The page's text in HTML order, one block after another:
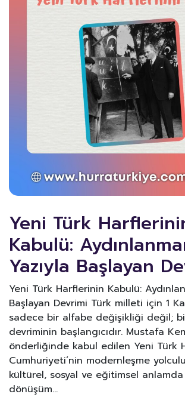
Yeni Türk
Kabulü:
Yazıyla Başlayan
Yeni Türk Harflerinin Kabulü:
Başlayan Devrimi Türk milleti için 1
sadece bir alfabe değişikliği değil;
devriminin başlangıcıdır. Mustafa
önderliğinde kabul edilen Yeni Türk
Cumhuriyeti’nin modernleşme
kültürel, sosyal ve eğitimsel
dönüşüm…